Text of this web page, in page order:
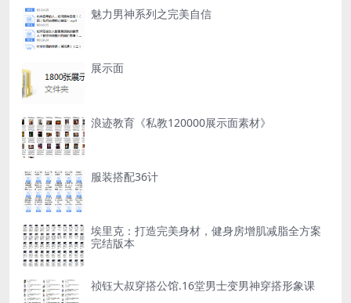
魅力男神系列之完美自信
展示面
浪迹教育《私教120000展示面素材》
服装搭配36计
埃里克：打造完美身材，健身房增肌减脂全方案
完结版本
祯钰大叔穿搭公馆.16堂男士变男神穿搭形象课